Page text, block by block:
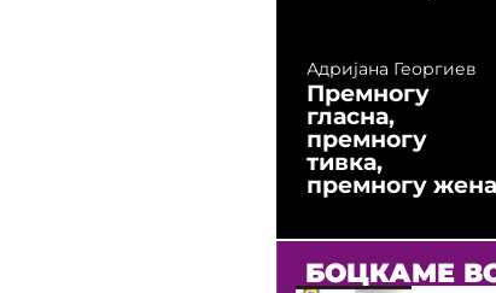
Адријана Георгиев
Премногу
гласна,
премногу
тивка,
премногу жена
БОЦКАМЕ